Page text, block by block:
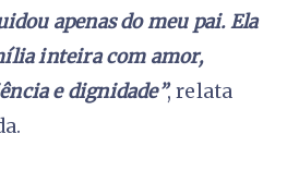
apenas do meu pai. Ela
inteira com amor,
e dignidade”, relata